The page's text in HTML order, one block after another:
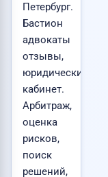
Петербург.
Бастион
адвокаты
отзывы,
юридический
кабинет.
Арбитраж,
оценка
рисков,
поиск
решений,